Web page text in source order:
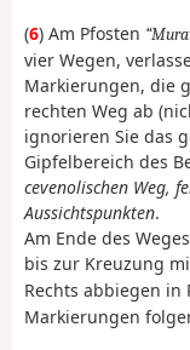
(6) Am Pfosten
vier Wegen,
Markierungen, die
rechten Weg ab
ignorieren Sie das
Gipfelbereich des
cevenolischen Weg,
Aussichtspunkten.
Am Ende des
bis zur Kreuzung
Rechts abbiegen in
Markierungen